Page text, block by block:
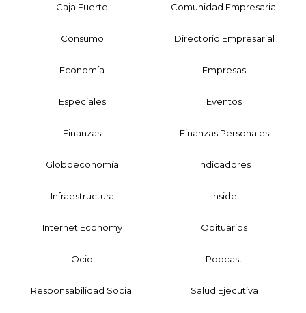
Caja Fuerte Comunidad Empresarial
Consumo Directorio Empresarial
Economía Empresas
Especiales Eventos
Finanzas Finanzas Personales
Globoeconomía Indicadores
Infraestructura Inside
Internet Economy Obituarios
Ocio Podcast
Responsabilidad Social Salud Ejecutiva